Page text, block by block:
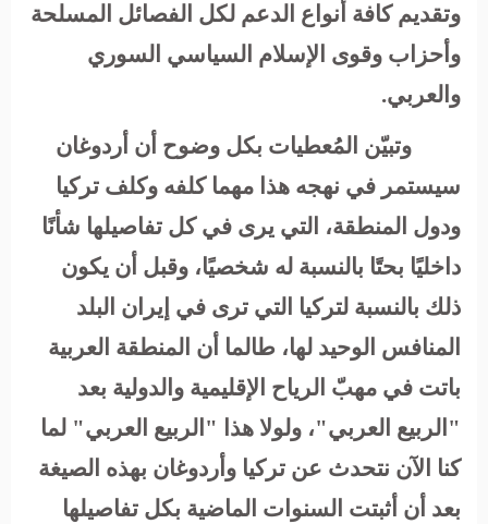
وتقديم كافة أنواع الدعم لكل الفصائل المسلحة
وأحزاب وقوى الإسلام السياسي السوري
والعربي.
وتبيّن المُعطيات بكل وضوح أن أردوغان
سيستمر في نهجه هذا مهما كلفه وكلف تركيا
ودول المنطقة، التي يرى في كل تفاصيلها شأنًا
داخليًا بحتًا بالنسبة له شخصيًا، وقبل أن يكون
ذلك بالنسبة لتركيا التي ترى في إيران البلد
المنافس الوحيد لها، طالما أن المنطقة العربية
باتت في مهبّ الرياح الإقليمية والدولية بعد
"الربيع العربي"، ولولا هذا "الربيع العربي" لما
كنا الآن نتحدث عن تركيا وأردوغان بهذه الصيغة
بعد أن أثبتت السنوات الماضية بكل تفاصيلها